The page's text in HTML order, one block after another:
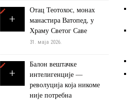
Отац Теотохос, монах
манастира Ватопед, у
Храму Светог Саве
31. маја 2026.
Балон вештачке
интелигенције —
револуција која никоме
није потребна